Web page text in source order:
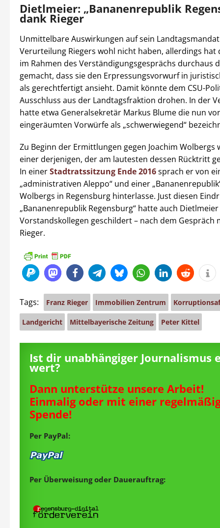
Dietlmeier: „Bananenrepublik
dank Rieger
Unmittelbare Auswirkungen auf sein
Verurteilung Riegers wohl nicht haben, allerdings hat
im Rahmen des Verständigungsgesprächs durchaus
gemacht, dass sie den Erpressungsvorwurf in
als gerechtfertigt ansieht. Damit könnte dem CSU-
Ausschluss aus der Landtagsfraktion drohen. In der
hatte etwa Generalsekretär Markus Blume die nun
eingeräumten Vorwürfe als „schwerwiegend“
Zu Beginn der Ermittlungen gegen Joachim Wolbergs
einer derjenigen, der am lautesten dessen Rücktritt
In einerStadtratssitzung Ende 2016sprach er von
„administrativen Aleppo“ und einer
Wolbergs in Regensburg hinterlasse. Just diesen
„Bananenrepublik Regensburg“ hatte auch
Vorstandskollegen geschildert – nach dem Gespräch
Rieger.
Tags: Franz Rieger Immobilien Zentrum
Landgericht Mittelbayerische Zeitung Peter Kittel
Ist dir unabhängiger Journalismus
wert?
Dann unterstütze unsere Arbeit!
Einmalig oder mit einer
Spende!
Per PayPal:
Per Überweisung oder Dauerauftrag: